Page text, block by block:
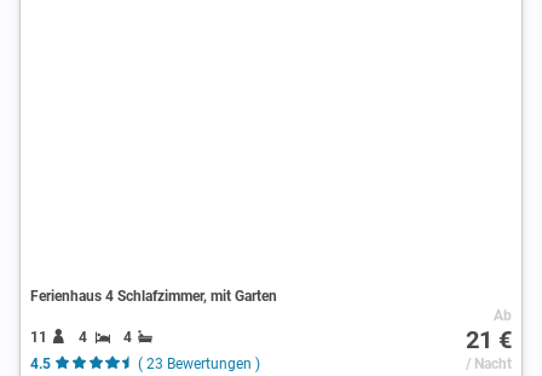
Ferienhaus 4 Schlafzimmer, mit Garten
11 4
4
4.5
( 23 Bewertungen )
Ab
21 €
/ Nacht